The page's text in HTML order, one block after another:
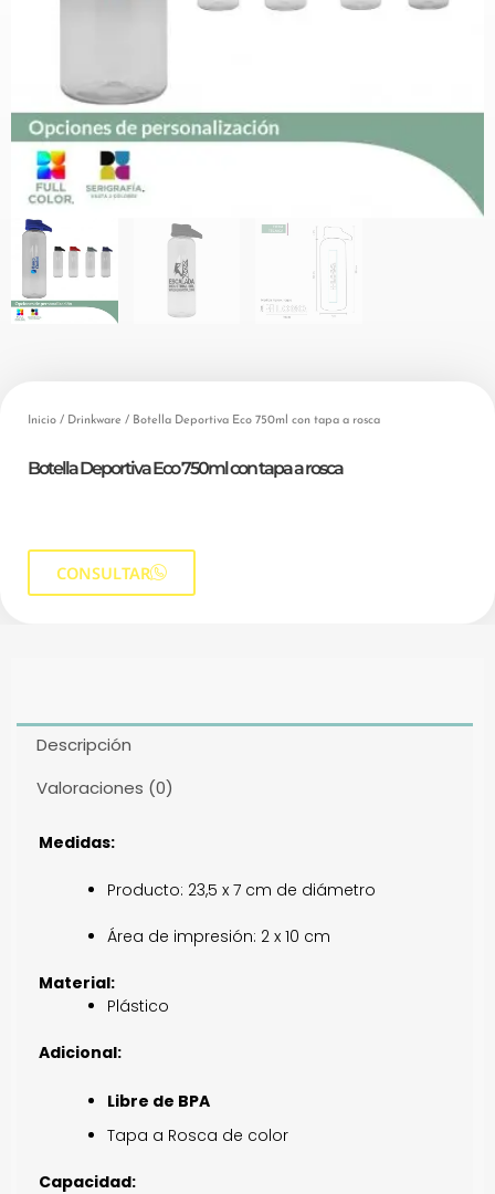
Inicio / Drinkware / Botella Deportiva Eco 750ml con tapa a rosca
Botella Deportiva Eco 750ml con tapa a rosca
CONSULTAR
Descripción
Valoraciones (0)
Medidas:
Producto: 23,5 x 7 cm de diámetro
Área de impresión: 2 x 10 cm
Material:
Plástico
Adicional:
Libre de BPA
Tapa a Rosca de color
Capacidad: